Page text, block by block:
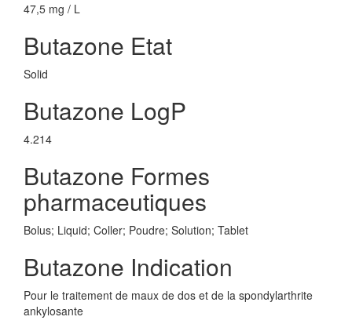
47,5 mg / L
Butazone Etat
Solid
Butazone LogP
4.214
Butazone Formes
pharmaceutiques
Bolus; Liquid; Coller; Poudre; Solution; Tablet
Butazone Indication
Pour le traitement de maux de dos et de la spondylarthrite
ankylosante